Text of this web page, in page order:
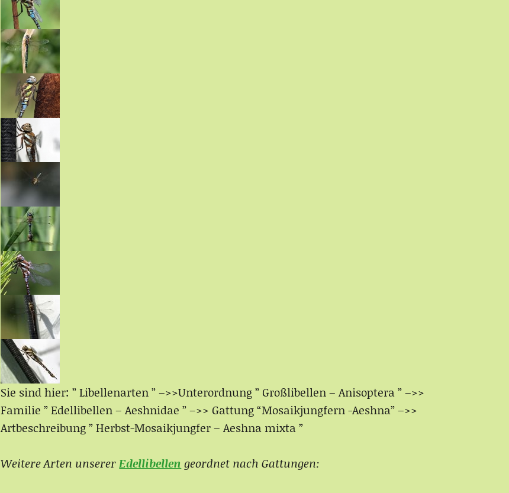
Sie sind hier: ” Libellenarten ” –>>Unterordnung ” Großlibellen – Anisoptera ” –>>
Familie ” Edellibellen – Aeshnidae ” –>> Gattung “Mosaikjungfern -Aeshna” –>>
Artbeschreibung ” Herbst-Mosaikjungfer – Aeshna mixta ”
Weitere Arten unsererEdellibellen geordnet nach Gattungen: